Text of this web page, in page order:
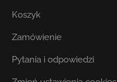
Koszyk
Zamówienie
Pytania i odpowiedzi